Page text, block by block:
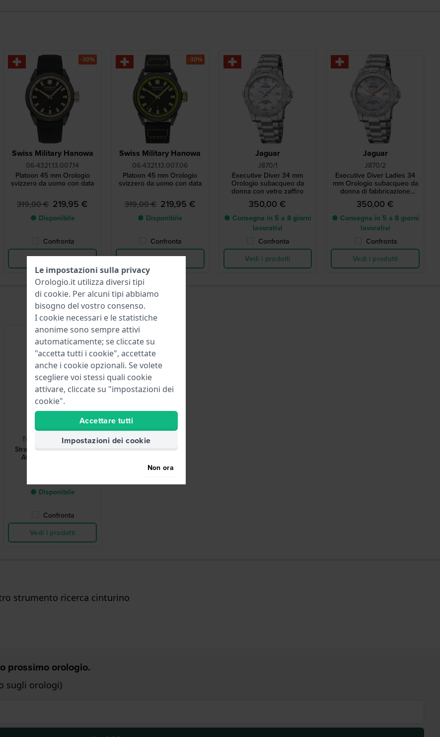
Swiss Military Hanowa
06-4321.13.007.14
Platoon 45 mm Orologio
svizzero da uomo con data
319,00 € 219,95 €
● Disponibile
Confronta
Vedi i prodotti
-30%
Swiss Military Hanowa
06-4321.13.007.06
Platoon 45 mm Orologio
svizzero da uomo con data
319,00 € 219,95 €
● Disponibile
Confronta
Vedi i prodotti
-30%
Jaguar
J870/1
Executive Diver 34 mm
Orologio subacqueo da
donna con vetro zaffiro
350,00 €
● Consegna in 5 a 8 giorni
lavorativi
Confronta
Vedi i prodotti
Jaguar
J870/2
Executive Diver Ladies 34
mm Orologio subacqueo da
donna di fabbricazione
svizzera con data e cristalli
350,00 €
● Consegna in 5 a 8 giorni
lavorativi
Confronta
Vedi i prodotti
TOOL-STRCHG-001
Strap Changing Tool 001
Attrezzo per cambio
● Disponibile
Confronta
Vedi i prodotti
strumento ricerca cinturino
prossimo orologio.
sugli orologi)
Le impostazioni sulla privacy
Orologio.it utilizza diversi tipi
di cookie. Per alcuni tipi abbiamo
bisogno del vostro consenso.
I cookie necessari e le statistiche
anonime sono sempre attivi
automaticamente; se cliccate su
"accetta tutti i cookie", accettate
anche i cookie opzionali. Se volete
scegliere voi stessi quali cookie
attivare, cliccate su "impostazioni dei
cookie".
Accettare tutti
Impostazioni dei cookie
Non ora